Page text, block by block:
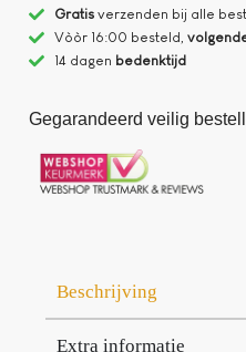
Gratisverzenden bij alle
Vòòr 16:00 besteld,
14 dagen bedenktijd
Gegarandeerd veilig
Beschrijving
Extra informatie